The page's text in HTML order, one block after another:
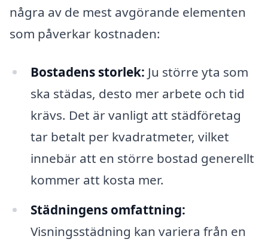
några av de mest avgörande elementen
som påverkar kostnaden:
Bostadens storlek: Ju större yta som
ska städas, desto mer arbete och tid
krävs. Det är vanligt att städföretag
tar betalt per kvadratmeter, vilket
innebär att en större bostad generellt
kommer att kosta mer.
Städningens omfattning:
Visningsstädning kan variera från en